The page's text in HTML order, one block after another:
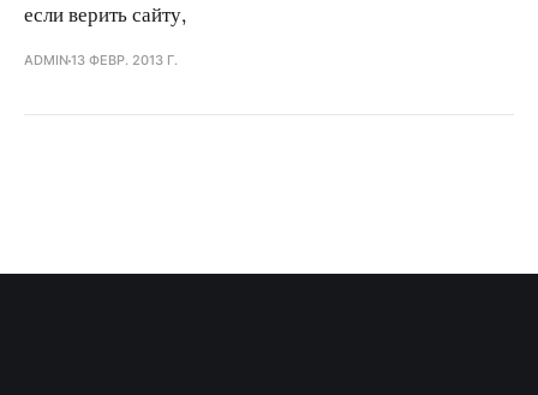
если верить сайту,
ADMIN13 ФЕВР. 2013 Г.